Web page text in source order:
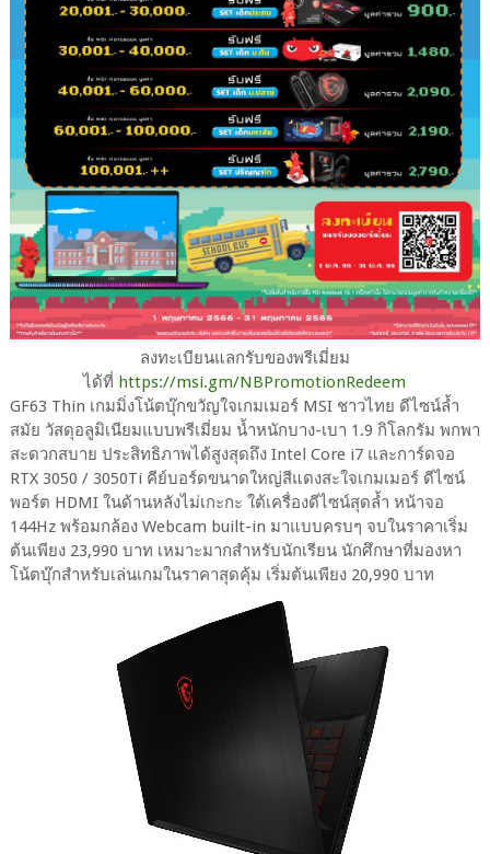
ลงทะเบียนแลกรับของพรีเมี่ยม
ได้ที่ https://msi.gm/NBPromotionRedeem
GF63 Thin เกมมิ่งโน้ตบุ๊กขวัญใจเกมเมอร์ MSI ชาวไทย ดีไซน์ล้ำ
สมัย วัสดุอลูมิเนียมแบบพรีเมี่ยม น้ำหนักบาง-เบา 1.9 กิโลกรัม พกพา
สะดวกสบาย ประสิทธิภาพได้สูงสุดถึง Intel Core i7 และการ์ดจอ
RTX 3050 / 3050Ti คีย์บอร์ดขนาดใหญ่สีแดงสะใจเกมเมอร์ ดีไซน์
พอร์ต HDMI ในด้านหลังไม่เกะกะ ใต้เครื่องดีไซน์สุดล้ำ หน้าจอ
144Hz พร้อมกล้อง Webcam built-in มาแบบครบๆ จบในราคาเริ่ม
ต้นเพียง 23,990 บาท เหมาะมากสำหรับนักเรียน นักศึกษาที่มองหา
โน้ตบุ๊กสำหรับเล่นเกมในราคาสุดคุ้ม เริ่มต้นเพียง 20,990 บาท